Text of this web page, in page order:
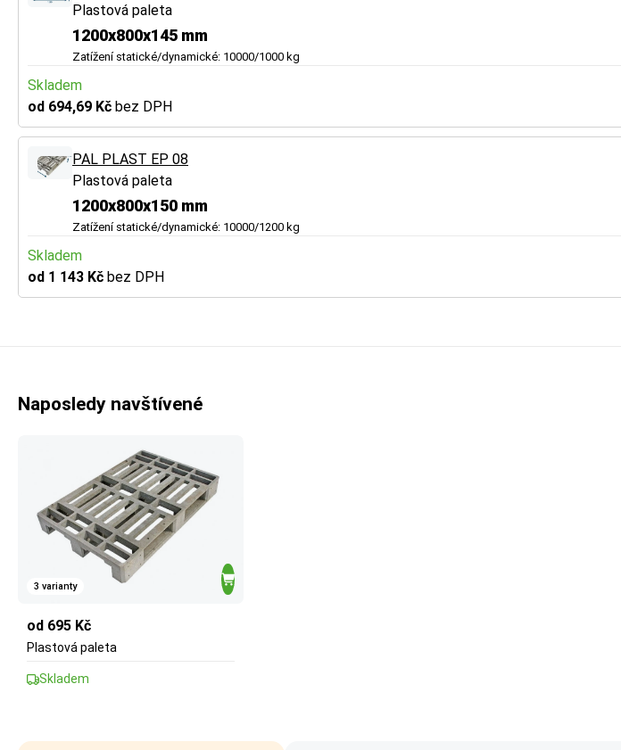
Plastová paleta
1200x800x145 mm
Zatížení statické/dynamické: 10000/1000 kg
Skladem
od 694,69 Kč bez DPH
PAL PLAST EP 08
Plastová paleta
1200x800x150 mm
Zatížení statické/dynamické: 10000/1200 kg
Skladem
od 1 143 Kč bez DPH
Naposledy navštívené
3 varianty
od 695 Kč
Plastová paleta
Skladem